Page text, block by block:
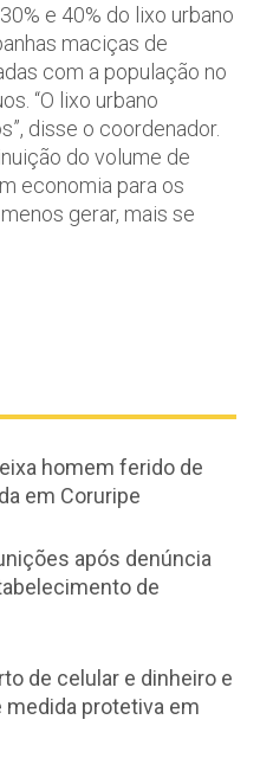
e 40% do lixo urbano
maciças de
com a população no
“O lixo urbano
disse o coordenador.
do volume de
economia para os
gerar, mais se
homem ferido de
em Coruripe
após denúncia
de
de celular e dinheiro e
protetiva em